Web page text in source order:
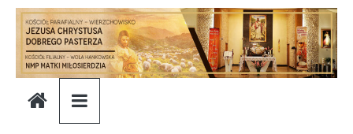
Skip
content
Parafia